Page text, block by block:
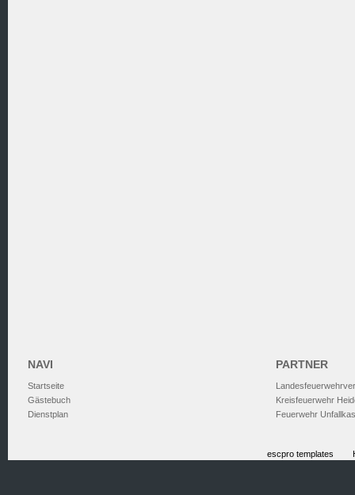
NAVI
Startseite
Gästebuch
Dienstplan
PARTNER
Kreisfeuerwehr
Feuerwehr
escpro templates